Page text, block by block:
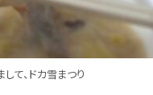
、ドカ雪まつり